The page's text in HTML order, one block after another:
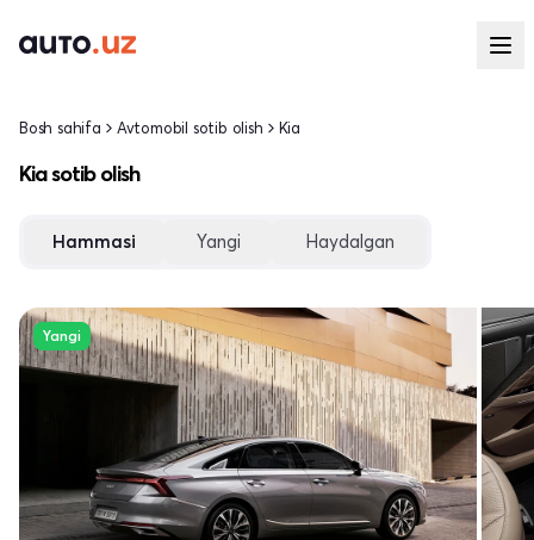
Bosh sahifa Avtomobil sotib olish Kia
Kia sotib olish
Hammasi Yangi Haydalgan
Yangi